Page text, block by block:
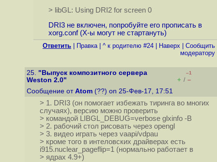
> libGL: Using DRI2 for screen 0
DRI3 не включен, попробуйте его прописать в
xorg.conf (X-ы могут не стартануть)
Ответить Правка| ^ к родителю #24 Наверх
Cообщить
модератору
25. "Выпуск композитного сервера
Weston 2.0"
–1
+ / –
Сообщение от Atom (??) on 25-Фев-17, 17:51
> 1. DRI3 (он помогает избежать тиринга во многих
случаях), версию можно проверить
> командой LIBGL_DEBUG=verbose glxinfo -B
> 2. рабочий стол рисовать через opengl
> 3. видео играть через vaapi/vdpau
> кроме того в интеловских драйверах есть
i915.nuclear_pageflip=1 (нормально работает в
> ядрах 4.9+)